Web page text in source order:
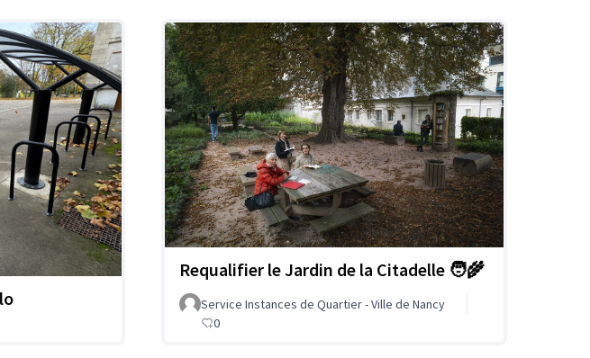
Requalifier le Jardin de la Citadelle 🧑‍🌾
Service Instances de Quartier - Ville de Nancy
0